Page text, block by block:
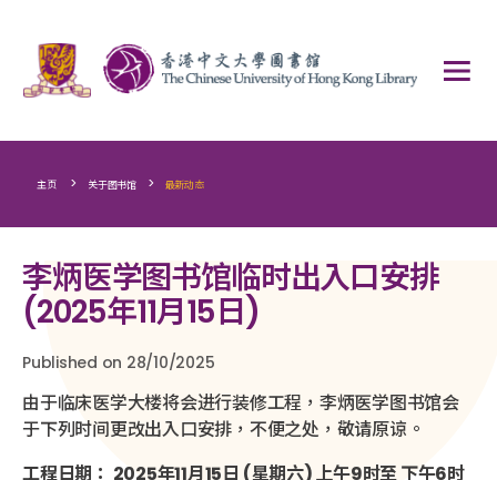
主页 > 关于图书馆 > 最新动态
李炳医学图书馆临时出入口安排
(2025年11月15日)
Published on 28/10/2025
由于临床医学大楼将会进行装修工程，李炳医学图书馆会
于下列时间更改出入口安排，不便之处，敬请原谅。
工程日期： 2025年11月15日 (星期六)上午9时至 下午6时